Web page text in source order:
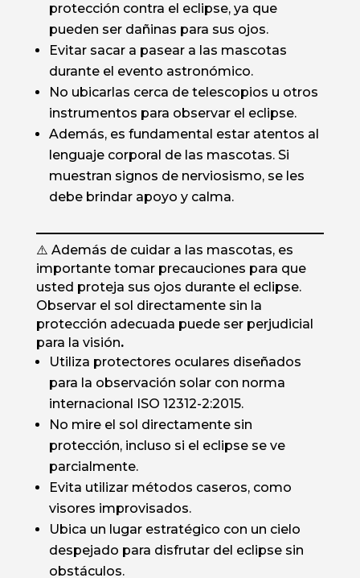
protección contra el eclipse, ya que
pueden ser dañinas para sus ojos.
Evitar sacar a pasear a las mascotas
durante el evento astronómico.
No ubicarlas cerca de telescopios u otros
instrumentos para observar el eclipse.
Además, es fundamental estar atentos al
lenguaje corporal de las mascotas. Si
muestran signos de nerviosismo, se les
debe brindar apoyo y calma.
⚠️ Además de cuidar a las mascotas, es
importante tomar precauciones para que
usted proteja sus ojos durante el eclipse.
Observar el sol directamente sin la
protección adecuada puede ser perjudicial
para la visión.
Utiliza protectores oculares diseñados
para la observación solar con norma
internacional ISO 12312-2:2015.
No mire el sol directamente sin
protección, incluso si el eclipse se ve
parcialmente.
Evita utilizar métodos caseros, como
visores improvisados.
Ubica un lugar estratégico con un cielo
despejado para disfrutar del eclipse sin
obstáculos.